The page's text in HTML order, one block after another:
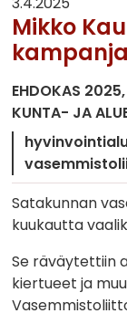
Mikko
EHDOKAS 2025
KUNTA- JA
Satakunnan
kuukautta
Se räväytettiin
kiertueet ja